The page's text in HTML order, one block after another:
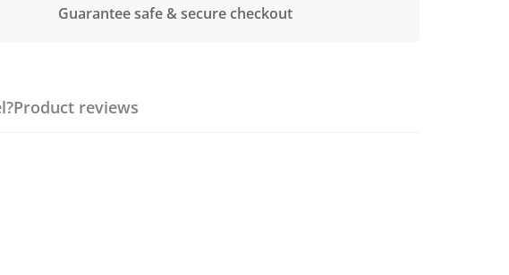
Guarantee safe & secure checkout
Product reviews